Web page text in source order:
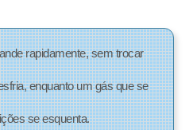
rapidamente, sem trocar
enquanto um gás que se
se esquenta.